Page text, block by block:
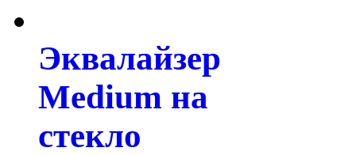
Эквалайзер
Medium на
стекло